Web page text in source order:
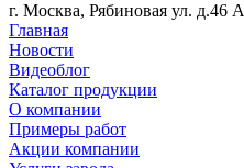
г. Москва, Рябиновая ул. д.46 А
Главная
Новости
Видеоблог
Каталог продукции
О компании
Примеры работ
Акции компании